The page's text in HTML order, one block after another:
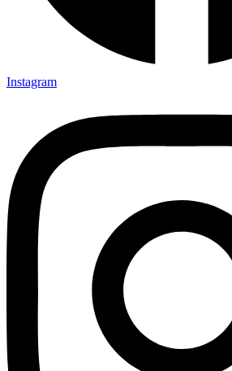
Instagram